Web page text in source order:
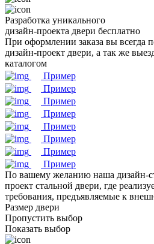
Разработка уникального
дизайн-проекта двери бесплатно
При оформлении заказа вы всегда
дизайн-проект двери, а так же
каталогом
Пример
Пример
Пример
Пример
Пример
Пример
Пример
Пример
По вашему желанию наша дизайн-
проект стальной двери, где
требования, предъявляемые к
Размер двери
Пропустить выбор
Показать выбор